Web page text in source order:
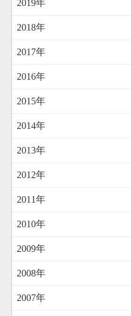
2019年
2018年
2017年
2016年
2015年
2014年
2013年
2012年
2011年
2010年
2009年
2008年
2007年